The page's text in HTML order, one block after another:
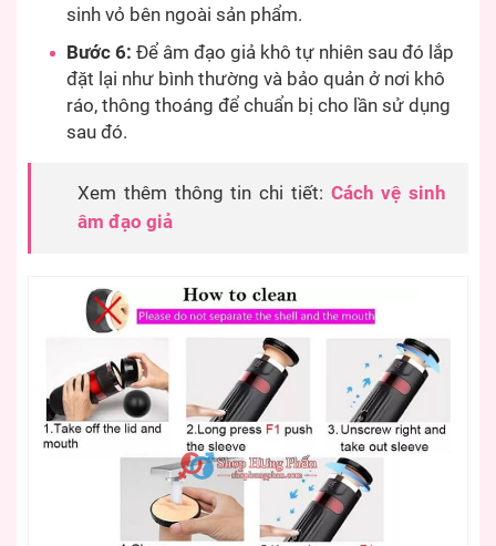
sinh vỏ bên ngoài sản phẩm.
Bước 6: Để âm đạo giả khô tự nhiên sau đó lắp
đặt lại như bình thường và bảo quản ở nơi khô
ráo, thông thoáng để chuẩn bị cho lần sử dụng
sau đó.
Xem thêm thông tin chi tiết: Cách vệ sinh
âm đạo giả